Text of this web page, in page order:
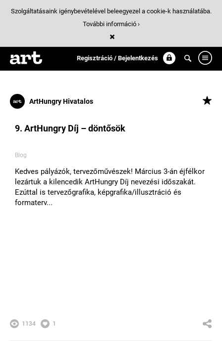
Regisztráció / Bejelentkezés
Találatok/ 3:
tervezomuveszet
ArtHungry Hivatalos
9. ArtHungry Díj – döntősök
Blog
Kedves pályázók, tervezőművészek! Március 3-án éjfélkor
lezártuk a kilencedik ArtHungry Díj nevezési időszakát.
Ezúttal is tervezőgrafika, képgrafika/illusztráció és
formaterv...
1134 1
Szolgáltatásaink igénybevételével beleegyezel a cookie-k használatába.
További információ ›